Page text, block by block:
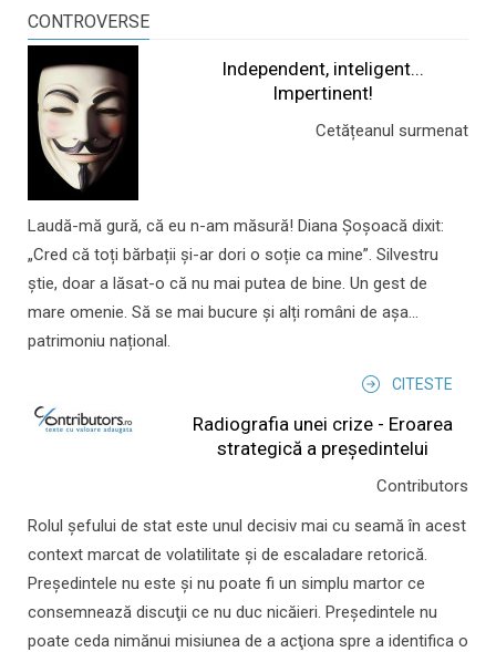
CONTROVERSE
Independent, inteligent...
Impertinent!
Cetățeanul surmenat
Laudă-mă gură, că eu n-am măsură! Diana Șoșoacă dixit:
„Cred că toți bărbații și-ar dori o soție ca mine”. Silvestru
știe, doar a lăsat-o că nu mai putea de bine. Un gest de
mare omenie. Să se mai bucure și alți români de așa...
patrimoniu național.
CITESTE
Radiografia unei crize - Eroarea
strategică a președintelui
Contributors
Rolul şefului de stat este unul decisiv mai cu seamă în acest
context marcat de volatilitate şi de escaladare retorică.
Preşedintele nu este şi nu poate fi un simplu martor ce
consemnează discuţii ce nu duc nicăieri. Preşedintele nu
poate ceda nimănui misiunea de a acţiona spre a identifica o